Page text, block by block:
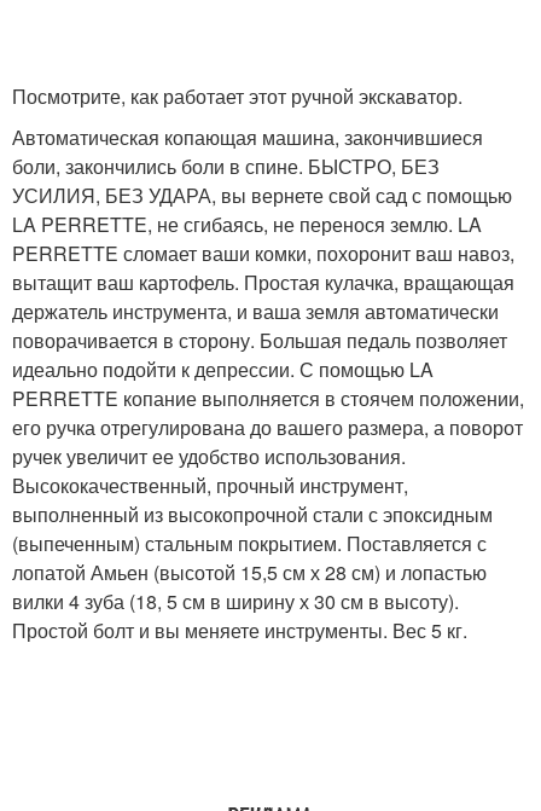
Посмотрите, как работает этот ручной экскаватор.
Автоматическая копающая машина, закончившиеся
боли, закончились боли в спине. БЫСТРО, БЕЗ
УСИЛИЯ, БЕЗ УДАРА, вы вернете свой сад с помощью
LA PERRETTE, не сгибаясь, не перенося землю. LA
PERRETTE сломает ваши комки, похоронит ваш навоз,
вытащит ваш картофель. Простая кулачка, вращающая
держатель инструмента, и ваша земля автоматически
поворачивается в сторону. Большая педаль позволяет
идеально подойти к депрессии. С помощью LA
PERRETTE копание выполняется в стоячем положении,
его ручка отрегулирована до вашего размера, а поворот
ручек увеличит ее удобство использования.
Высококачественный, прочный инструмент,
выполненный из высокопрочной стали с эпоксидным
(выпеченным) стальным покрытием. Поставляется с
лопатой Амьен (высотой 15,5 см х 28 см) и лопастью
вилки 4 зуба (18, 5 см в ширину х 30 см в высоту).
Простой болт и вы меняете инструменты. Вес 5 кг.